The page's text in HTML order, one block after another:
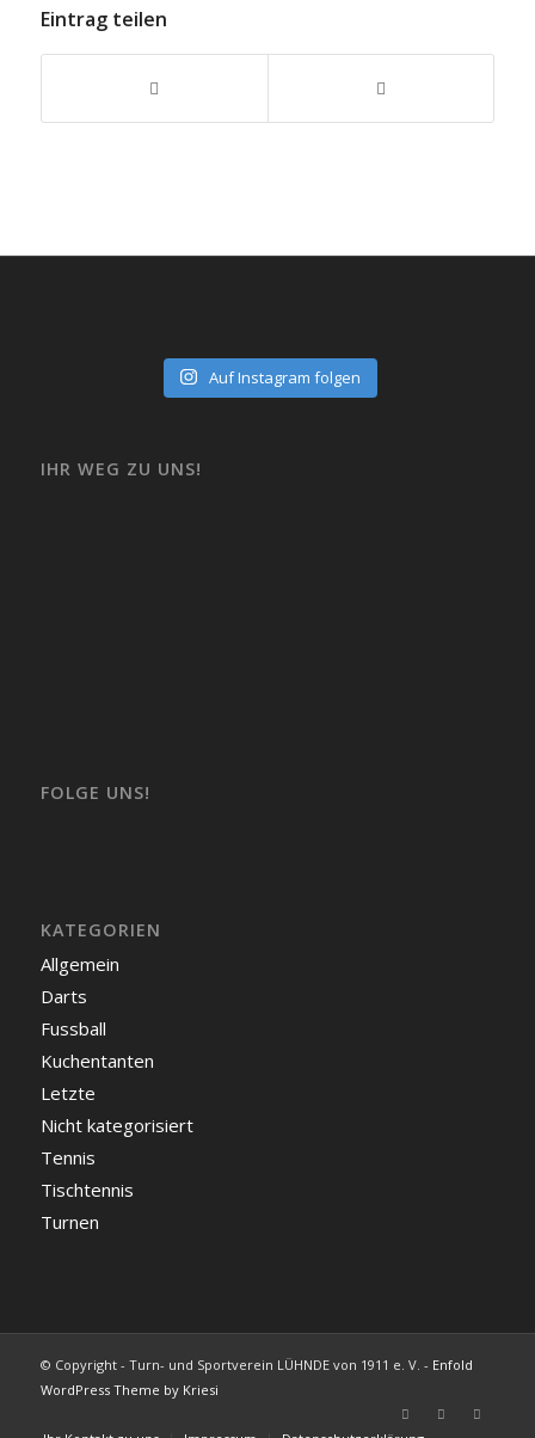
Eintrag teilen
Auf Instagram folgen
IHR WEG ZU UNS!
FOLGE UNS!
KATEGORIEN
Allgemein
Darts
Fussball
Kuchentanten
Letzte
Nicht kategorisiert
Tennis
Tischtennis
Turnen
© Copyright - Turn- und Sportverein LÜHNDE von 1911 e. V. - Enfold
WordPress Theme by Kriesi